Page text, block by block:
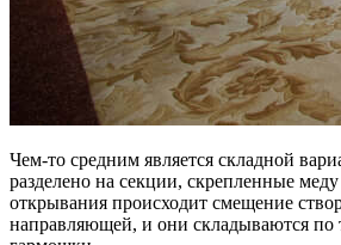
Чем-то средним является складной
разделено на секции, скрепленные
открывания происходит смещение
направляющей, и они складываются